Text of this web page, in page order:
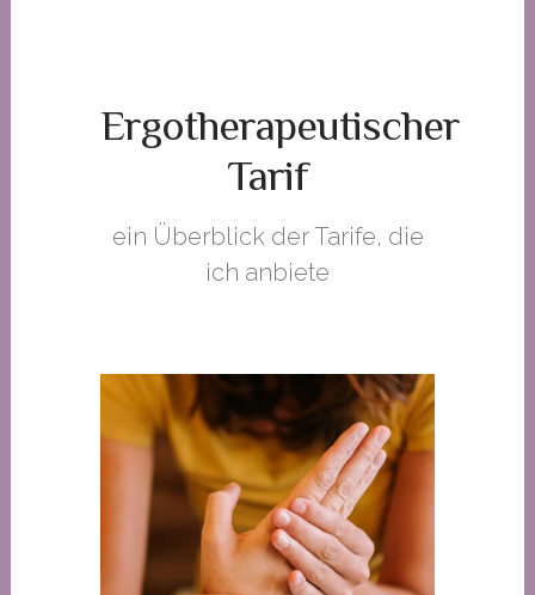
Ergotherapeutischer
Tarif
ein Überblick der Tarife, die
ich anbiete